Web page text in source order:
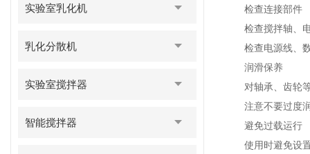
实验室乳化机
乳化分散机
实验室搅拌器
智能搅拌器
检查连接部件
检查搅拌轴、电
检查电源线、数
润滑保养
对轴承、齿轮等
注意不要过度润
避免过载运行
使用时避免设置